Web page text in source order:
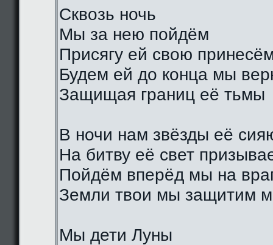
Сквозь ночь
Мы за нею пойдём
Присягу ей свою
Будем ей до конца мы
Защищая границ её тьмы
В ночи нам звёзды её
На битву её свет
Пойдём вперёд мы на
Земли твои мы защитим
Мы дети Луны